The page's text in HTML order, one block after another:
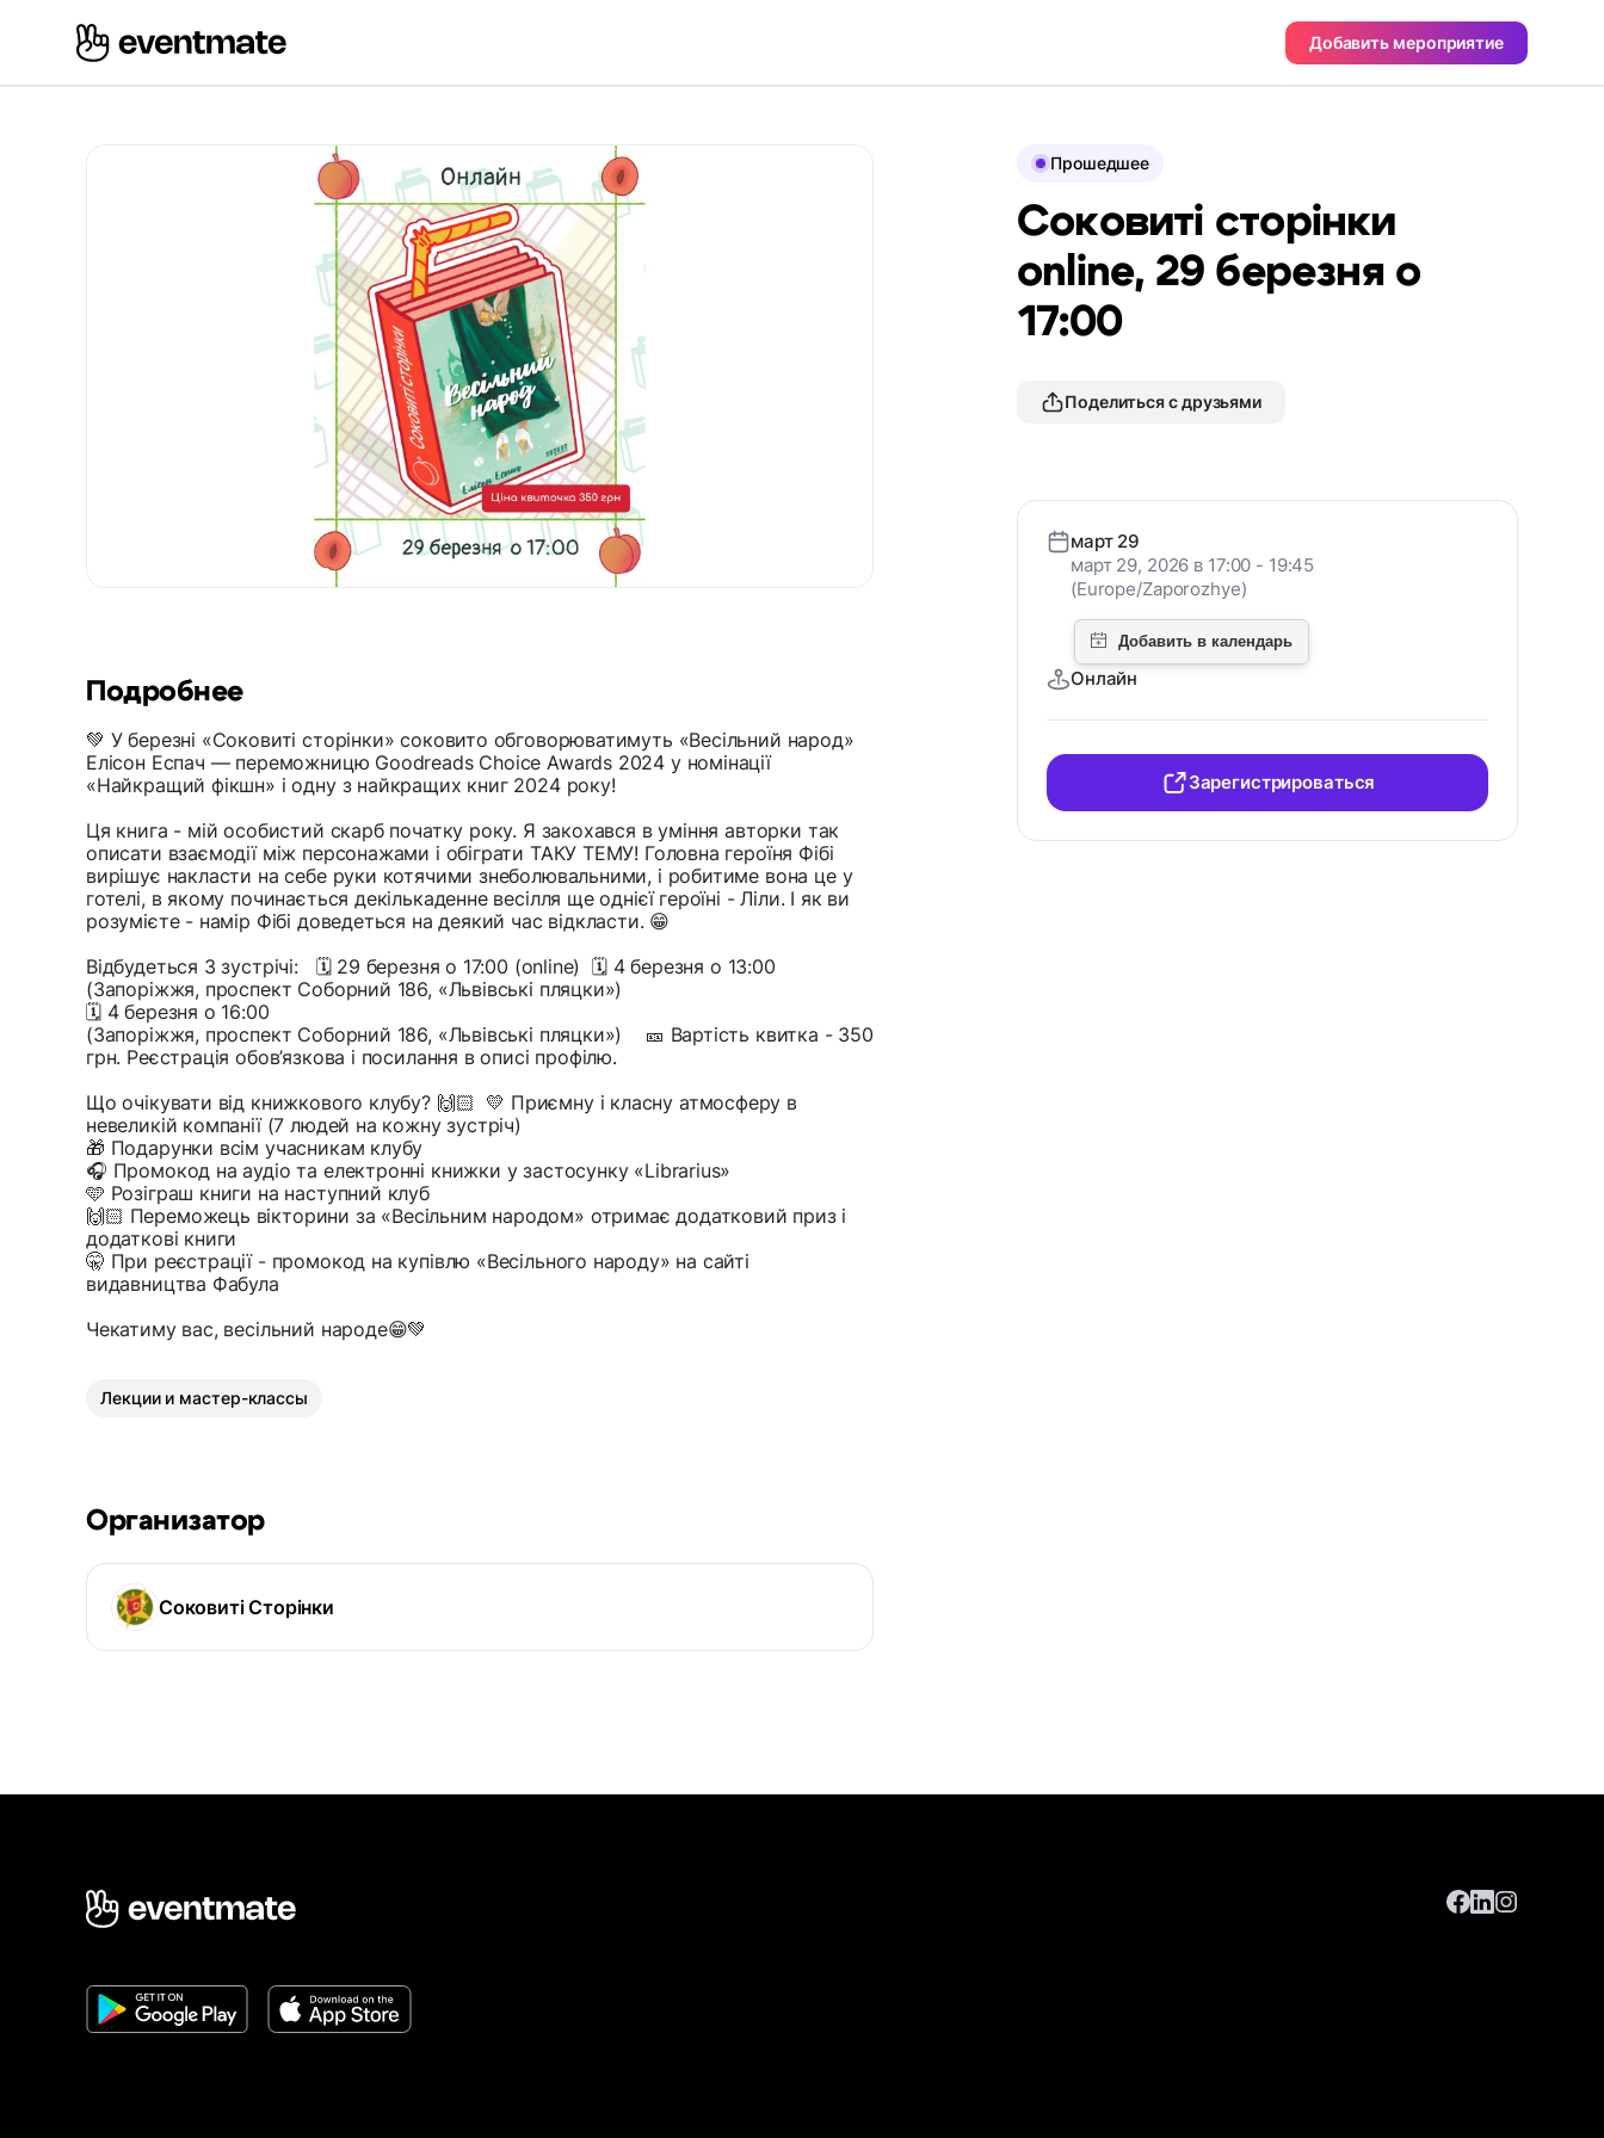
Добавить мероприятие
Подробнее
💚 У березні «Соковиті сторінки» соковито обговорюватимуть «Весільний народ»
Елісон Еспач — переможницю Goodreads Choice Awards 2024 у номінації
«Найкращий фікшн» і одну з найкращих книг 2024 року!
Ця книга - мій особистий скарб початку року. Я закохався в уміння авторки так
описати взаємодії між персонажами і обіграти ТАКУ ТЕМУ! Головна героїня Фібі
вирішує накласти на себе руки котячими знеболювальними, і робитиме вона це у
готелі, в якому починається декількаденне весілля ще однієї героїні - Ліли. І як ви
розумієте - намір Фібі доведеться на деякий час відкласти. 😁
Відбудеться 3 зустрічі: 🗓️ 29 березня о 17:00 (online) 🗓️ 4 березня о 13:00
(Запоріжжя, проспект Соборний 186, «Львівські пляцки»)
🗓️ 4 березня о 16:00
(Запоріжжя, проспект Соборний 186, «Львівські пляцки») 🎫 Вартість квитка - 350
грн. Реєстрація обов’язкова і посилання в описі профілю.
Що очікувати від книжкового клубу? 🙌🏻 💛 Приємну і класну атмосферу в
невеликій компанії (7 людей на кожну зустріч)
🎁 Подарунки всім учасникам клубу
🎧 Промокод на аудіо та електронні книжки у застосунку «Librarius»
🩵 Розіграш книги на наступний клуб
🙌🏻 Переможець вікторини за «Весільним народом» отримає додатковий приз і
додаткові книги
🤫 При реєстрації - промокод на купівлю «Весільного народу» на сайті
видавництва Фабула
Чекатиму вас, весільний народе😁💚
Лекции и мастер-классы
Организатор
Соковиті Сторінки
Прошедшее
Соковиті сторінки
online, 29 березня о
17:00
Поделиться с друзьями
март 29
март 29, 2026 в 17:00 - 19:45
(Europe/Zaporozhye)
Онлайн
Зарегистрироваться